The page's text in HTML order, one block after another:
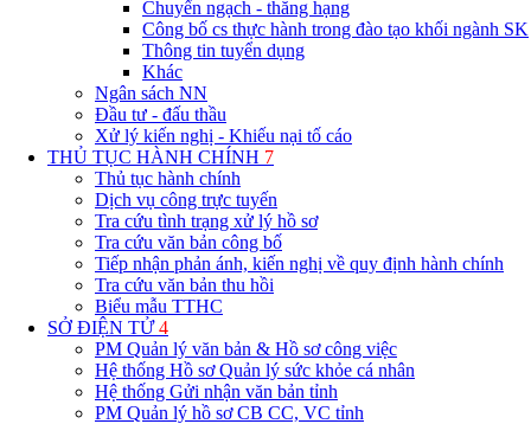
Chuyển ngạch - thăng hạng
Công bố cs thực hành trong đào tạo khối ngành SK
Thông tin tuyển dụng
Khác
Ngân sách NN
Đầu tư - đấu thầu
Xử lý kiến nghị - Khiếu nại tố cáo
THỦ TỤC HÀNH CHÍNH 7
Thủ tục hành chính
Dịch vụ công trực tuyến
Tra cứu tình trạng xử lý hồ sơ
Tra cứu văn bản công bố
Tiếp nhận phản ánh, kiến nghị về quy định hành chính
Tra cứu văn bản thu hồi
Biểu mẫu TTHC
SỞ ĐIỆN TỬ4
PM Quản lý văn bản & Hồ sơ công việc
Hệ thống Hồ sơ Quản lý sức khỏe cá nhân
Hệ thống Gửi nhận văn bản tỉnh
PM Quản lý hồ sơ CB CC, VC tỉnh